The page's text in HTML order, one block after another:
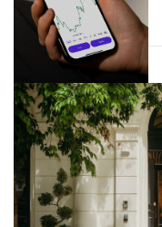
Forbes-sztori
Fintech